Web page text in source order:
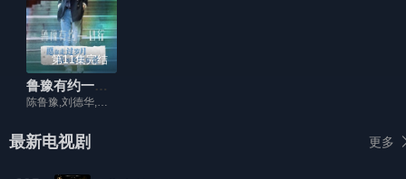
第11集完结
鲁豫有约一日行第六季
陈鲁豫,刘德华,刘谦,李若彤,萧敬腾,雷佳音,闫妮
最新电视剧 更多